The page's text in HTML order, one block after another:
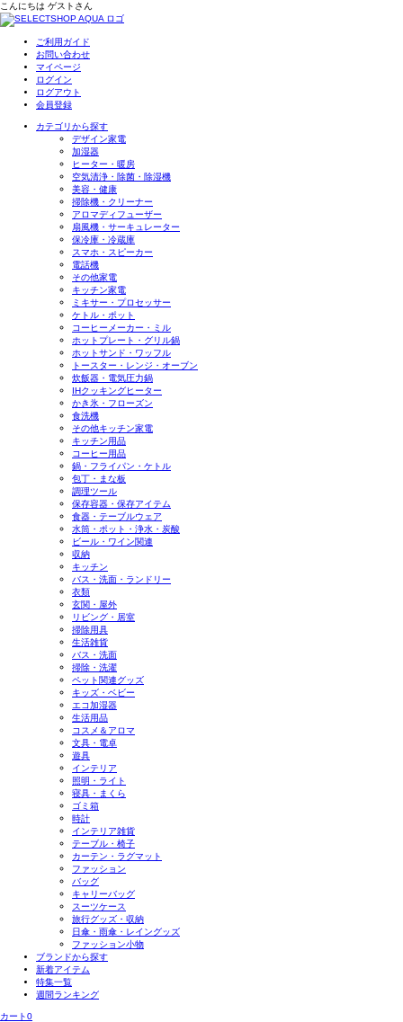
こんにちは ゲスト さん
ご利用ガイド
お問い合わせ
マイページ
ログイン
ログアウト
会員登録
カテゴリから探す
デザイン家電
加湿器
ヒーター・暖房
空気清浄・除菌・除湿機
美容・健康
掃除機・クリーナー
アロマディフューザー
扇風機・サーキュレーター
保冷庫・冷蔵庫
スマホ・スピーカー
電話機
その他家電
キッチン家電
ミキサー・プロセッサー
ケトル・ポット
コーヒーメーカー・ミル
ホットプレート・グリル鍋
ホットサンド・ワッフル
トースター・レンジ・オーブン
炊飯器・電気圧力鍋
IHクッキングヒーター
かき氷・フローズン
食洗機
その他キッチン家電
キッチン用品
コーヒー用品
鍋・フライパン・ケトル
包丁・まな板
調理ツール
保存容器・保存アイテム
食器・テーブルウェア
水筒・ポット・浄水・炭酸
ビール・ワイン関連
収納
キッチン
バス・洗面・ランドリー
衣類
玄関・屋外
リビング・居室
掃除用具
生活雑貨
バス・洗面
掃除・洗濯
ペット関連グッズ
キッズ・ベビー
エコ加湿器
生活用品
コスメ＆アロマ
文具・電卓
遊具
インテリア
照明・ライト
寝具・まくら
ゴミ箱
時計
インテリア雑貨
テーブル・椅子
カーテン・ラグマット
ファッション
バッグ
キャリーバッグ
スーツケース
旅行グッズ・収納
日傘・雨傘・レイングッズ
ファッション小物
ブランドから探す
新着アイテム
特集一覧
週間ランキング
カート0